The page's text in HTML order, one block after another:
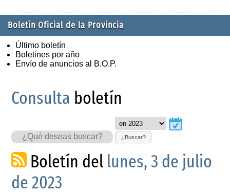
Boletín Oficial de la Provincia
Último boletín
Boletines por año
Envío de anuncios al B.O.P.
Consulta boletín
¿Buscar?
Boletín del lunes, 3 de julio
de 2023